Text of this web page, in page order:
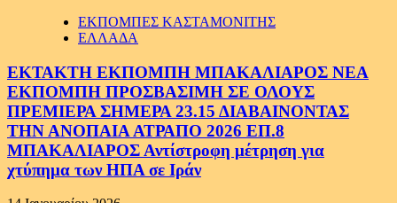
ΕΚΠΟΜΠΕΣ ΚΑΣΤΑΜΟΝΙΤΗΣ
ΕΛΛΑΔΑ
ΕΚΤΑΚΤΗ ΕΚΠΟΜΠΗ ΜΠΑΚΑΛΙΑΡΟΣ ΝΕΑ
ΕΚΠΟΜΠΗ ΠΡΟΣΒΑΣΙΜΗ ΣΕ ΟΛΟΥΣ
ΠΡΕΜΙΕΡΑ ΣΗΜΕΡΑ 23.15 ΔΙΑΒΑΙΝΟΝΤΑΣ
ΤΗΝ ΑΝΟΠΑΙΑ ΑΤΡΑΠΟ 2026 ΕΠ.8
ΜΠΑΚΑΛΙΑΡΟΣ Αντίστροφη μέτρηση για
χτύπημα των ΗΠΑ σε Ιράν